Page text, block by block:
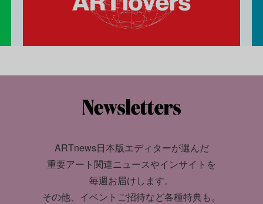
ARTnews日本版エディターが選んだ
重要アート関連ニュースやインサイトを
毎週お届けします。
その他、イベントご招待など各種特典も。